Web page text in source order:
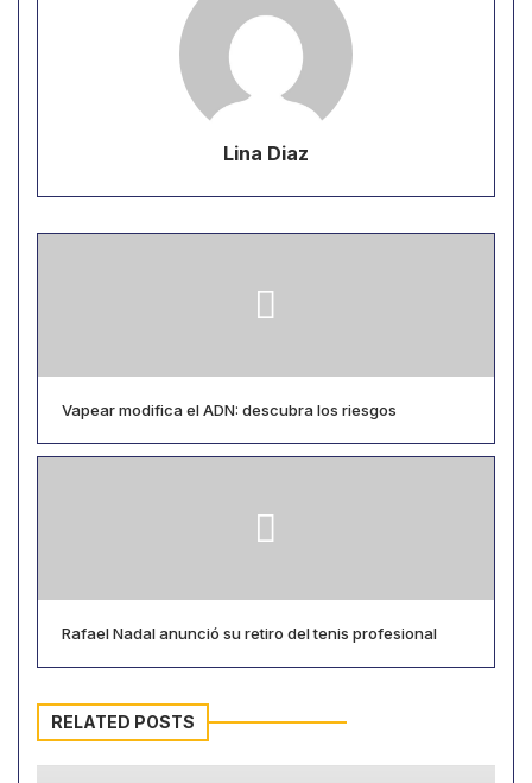
Lina Diaz
Vapear modifica el ADN: descubra los riesgos
Rafael Nadal anunció su retiro del tenis profesional
RELATED POSTS